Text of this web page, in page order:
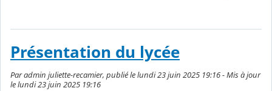
Présentation du lycée
Par admin juliette-recamier, publié le lundi 23 juin 2025 19:16 - Mis à jour
le lundi 23 juin 2025 19:16